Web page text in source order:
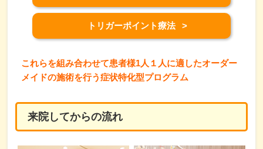
トリガーポイント療法
これらを組み合わせて患者様1人１人に適したオーダー
メイドの施術を行う症状特化型プログラム
来院してからの流れ